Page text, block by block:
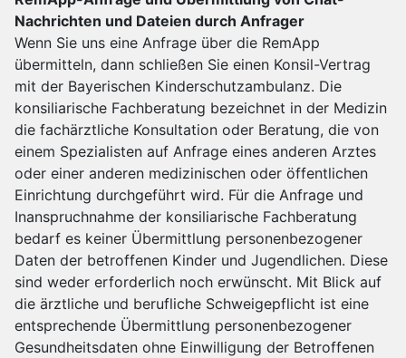
Nachrichten und Dateien durch Anfrager
Wenn Sie uns eine Anfrage über die RemApp
übermitteln, dann schließen Sie einen Konsil-Vertrag
mit der Bayerischen Kinderschutzambulanz. Die
konsiliarische Fachberatung bezeichnet in der Medizin
die fachärztliche Konsultation oder Beratung, die von
einem Spezialisten auf Anfrage eines anderen Arztes
oder einer anderen medizinischen oder öffentlichen
Einrichtung durchgeführt wird. Für die Anfrage und
Inanspruchnahme der konsiliarische Fachberatung
bedarf es keiner Übermittlung personenbezogener
Daten der betroffenen Kinder und Jugendlichen. Diese
sind weder erforderlich noch erwünscht. Mit Blick auf
die ärztliche und berufliche Schweigepflicht ist eine
entsprechende Übermittlung personenbezogener
Gesundheitsdaten ohne Einwilligung der Betroffenen